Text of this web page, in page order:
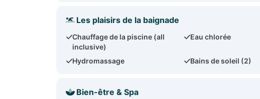
Les plaisirs de la baignade
Chauffage de la piscine (all
inclusive)
Eau chlorée
Hydromassage Bains de soleil (2)
Bien-être & Spa